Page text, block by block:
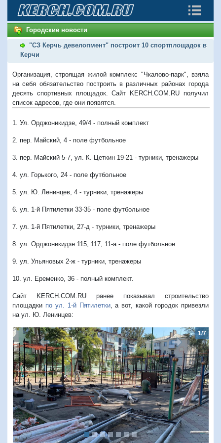
Городские новости
"СЗ Керчь девелопмент" построит 10 спортплощадок в
Керчи
Организация, строящая жилой комплекс "Чкалово-парк", взяла
на себя обязательство построить в различных районах города
десять спортивных площадок. Сайт KERCH.COM.RU получил
список адресов, где они появятся.
1. Ул. Орджоникидзе, 49/4 - полный комплект
2. пер. Майский, 4 - поле футбольное
3. пер. Майский 5-7, ул. К. Цеткин 19-21 - турники, тренажеры
4. ул. Горького, 24 - поле футбольное
5. ул. Ю. Ленинцев, 4 - турники, тренажеры
6. ул. 1-й Пятилетки 33-35 - поле футбольное
7. ул. 1-й Пятилетки, 27-д - турники, тренажеры
8. ул. Орджоникидзе 115, 117, 11-а - поле футбольное
9. ул. Ульяновых 2-ж - турники, тренажеры
10. ул. Еременко, 36 - полный комплект.
Сайт KERCH.COM.RU ранее показывал строительство
площадки по ул. 1-й Пятилетки, а вот, какой городок привезли
на ул. Ю. Ленинцев:
1/7
Предыдущий